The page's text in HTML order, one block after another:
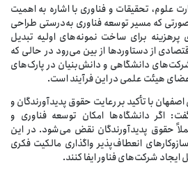
تحقیقات و فناوری با اشاره به اهمیت
که مسیر توسعه فناوری به‌درستی طراحی
برای ساخت نمونه‌های اولیه تبدیل
از دستاوردها از بین می‌رود در حالی که
دانشگاهی و دانش‌بنیان در پارک‌های
هیئت علمی در این فرآیند است.
با تأکید بر رعایت حقوق پدیدآورندگان و
دانشگاه‌ها امکان توسعه فناوری و
حقوق پدیدآورندگان نقض می‌شود. در این
انعطاف‌پذیر واگذاری مالکیت فکری
شرکت‌های فناور ایفا کنند.